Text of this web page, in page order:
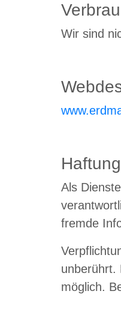
Wir sind
Als
fremde
unberührt.
möglich.